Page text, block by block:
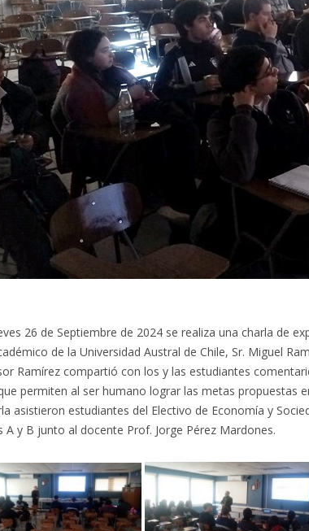
26 de Septiembre de 2024 se realiza una charla de
de la Universidad Austral de Chile, Sr. Miguel
Ramírez compartió con los y las estudiantes
permiten al ser humano lograr las metas propuestas
asistieron estudiantes del Electivo de Economía y
A y B junto al docente Prof. Jorge Pérez Mardones.